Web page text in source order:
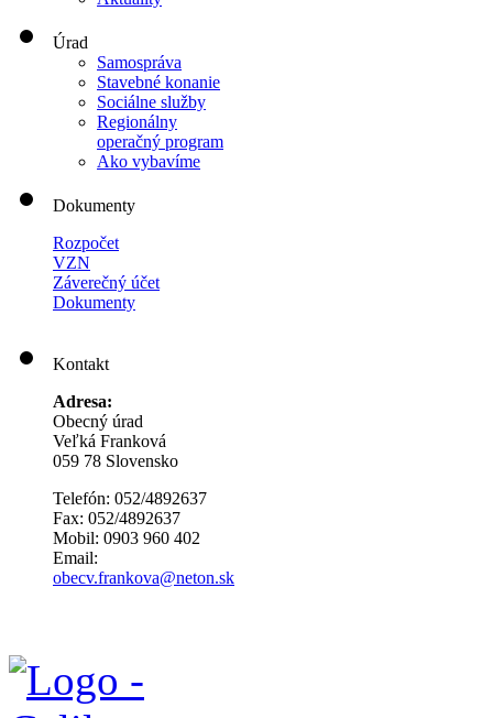
Úrad
Samospráva
Stavebné konanie
Sociálne služby
Regionálny
operačný program
Ako vybavíme
Dokumenty
Rozpočet
VZN
Záverečný účet
Dokumenty
Kontakt
Adresa:
Obecný úrad
Veľká Franková
059 78 Slovensko
Telefón: 052/4892637
Fax: 052/4892637
Mobil: 0903 960 402
Email:
obecv.frankova@neton.sk